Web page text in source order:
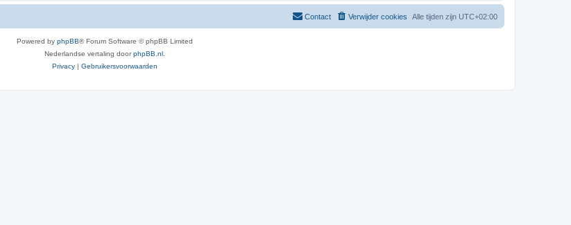
Alle tijden zijn UTC+02:00
Verwijder cookies
Contact
Powered by phpBB® Forum Software © phpBB Limited
Nederlandse vertaling doorphpBB.nl
Privacy | Gebruikersvoorwaarden